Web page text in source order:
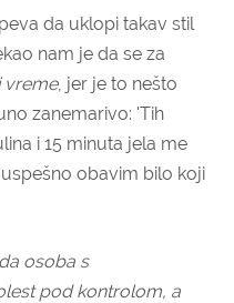
da uklopi takav stil
nam je da se za
vreme, jer je to nešto
zanemarivo: 'Tih
i 15 minuta jela me
obavim bilo koji
osoba s
pod kontrolom, a